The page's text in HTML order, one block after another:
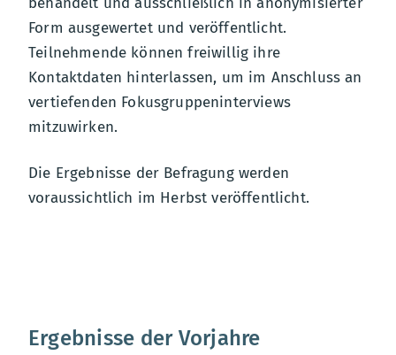
Form ausgewertet und veröffentlicht.
Teilnehmende können freiwillig ihre
Kontaktdaten hinterlassen, um im Anschluss an
vertiefenden Fokusgruppeninterviews
mitzuwirken.
Die Ergebnisse der Befragung werden
voraussichtlich im Herbst veröffentlicht.
Ergebnisse der Vorjahre